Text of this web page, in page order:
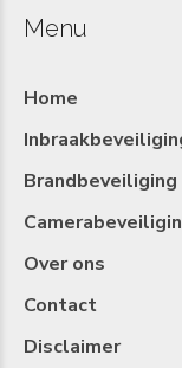
Menu
Home
Brandbeveiliging
Over ons
Contact
Disclaimer